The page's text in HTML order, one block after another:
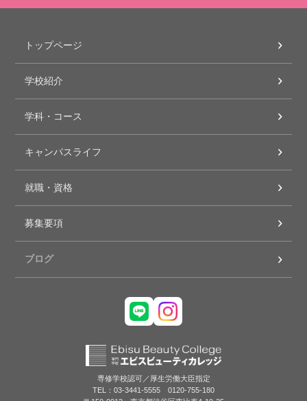
トップページ
学校紹介
学科・コース
キャンパスライフ
就職・資格
募集要項
ブログ
専修学校認可／厚生労働大臣指定
TEL：03-3441-5555 0120-755-180